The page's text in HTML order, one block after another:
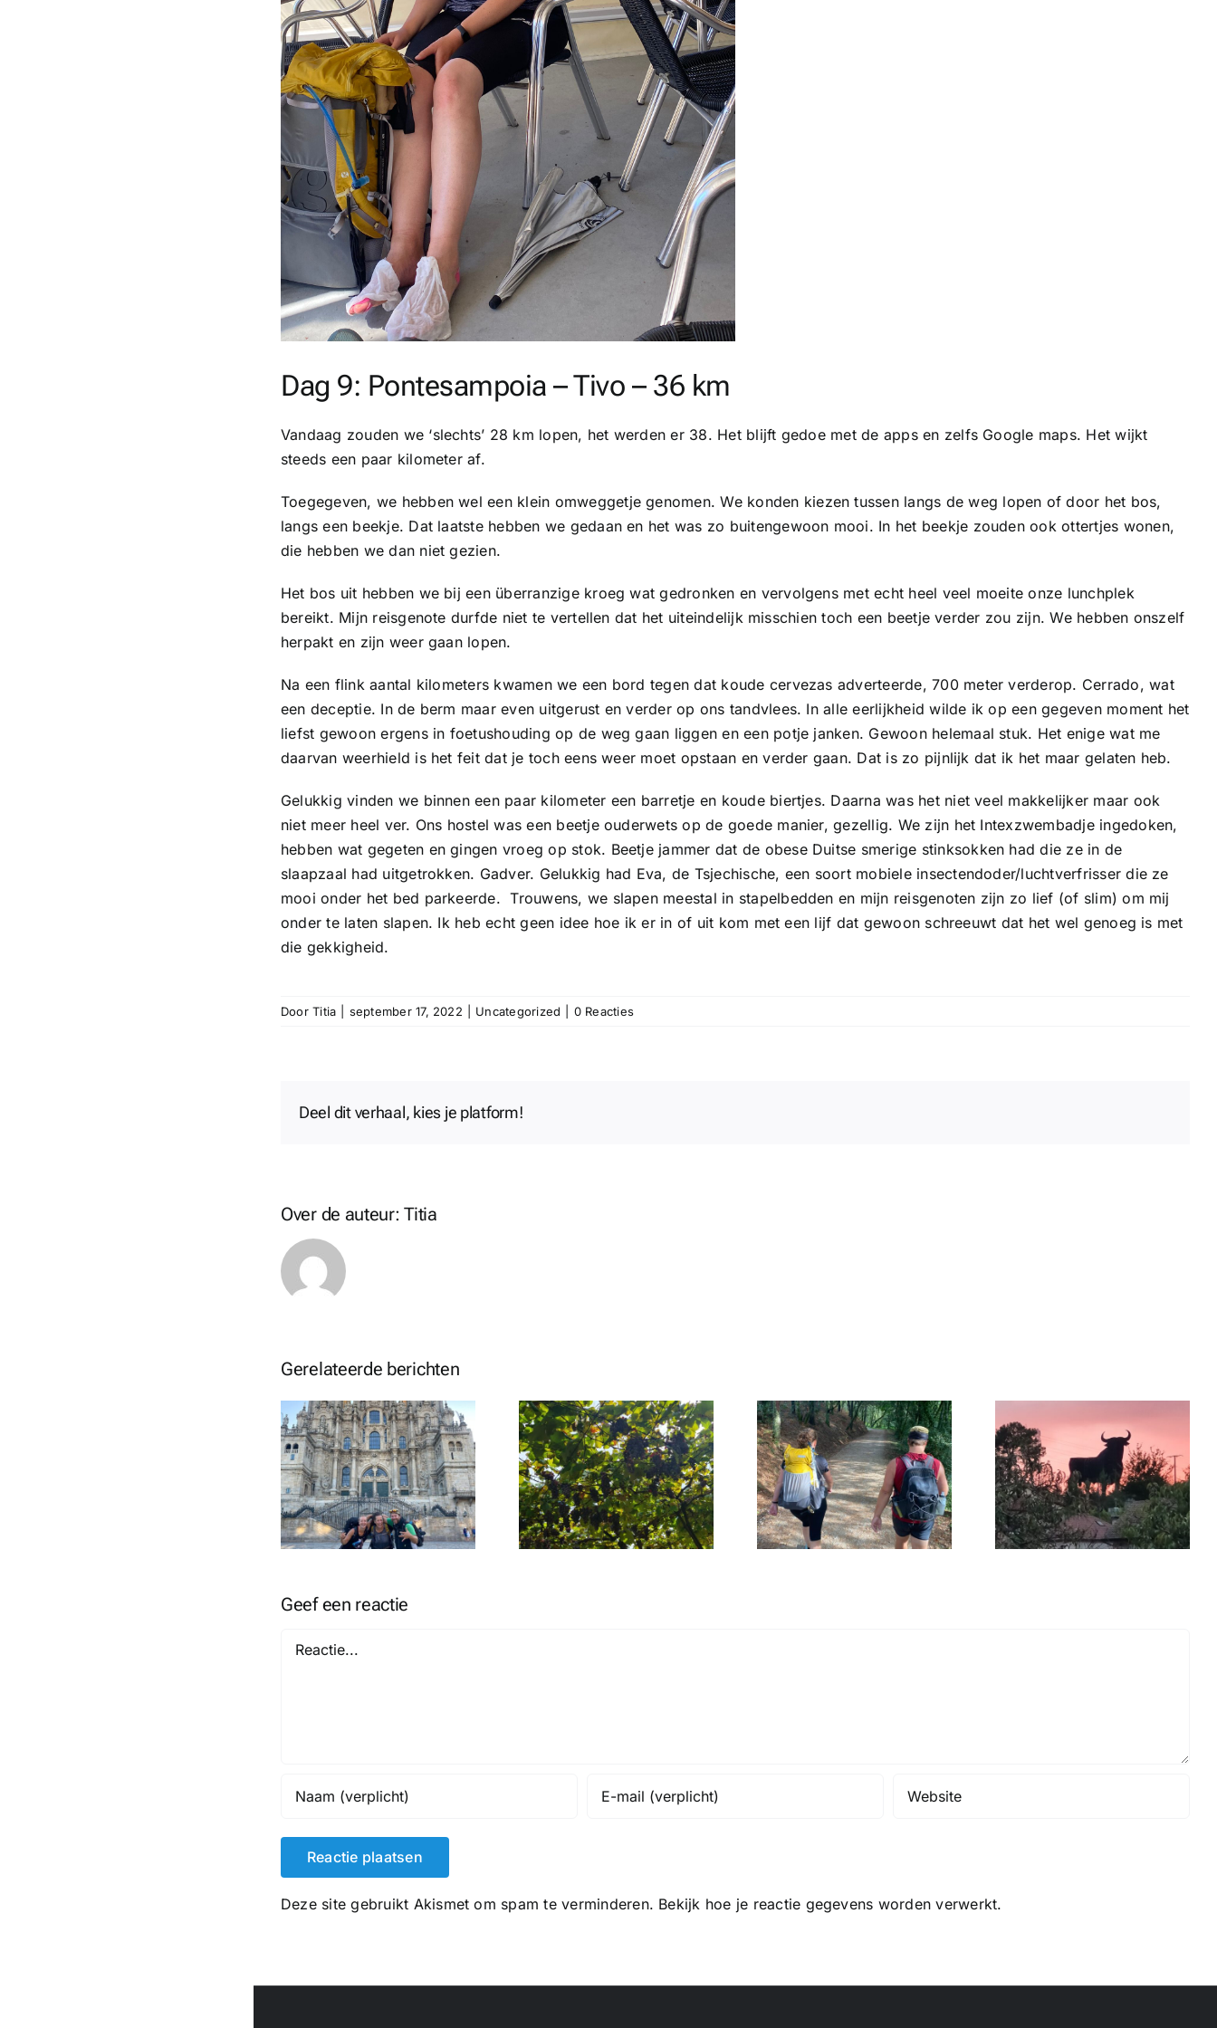
Dag 9: Pontesampoia – Tivo – 36 km
Vandaag zouden we ‘slechts’ 28 km lopen, het werden er 38. Het blijft gedoe met de apps en zelfs Google maps. Het wijkt
steeds een paar kilometer af.
Toegegeven, we hebben wel een klein omweggetje genomen. We konden kiezen tussen langs de weg lopen of door het bos,
langs een beekje. Dat laatste hebben we gedaan en het was zo buitengewoon mooi. In het beekje zouden ook ottertjes wonen,
die hebben we dan niet gezien.
Het bos uit hebben we bij een überranzige kroeg wat gedronken en vervolgens met echt heel veel moeite onze lunchplek
bereikt. Mijn reisgenote durfde niet te vertellen dat het uiteindelijk misschien toch een beetje verder zou zijn. We hebben onszelf
herpakt en zijn weer gaan lopen.
Na een flink aantal kilometers kwamen we een bord tegen dat koude cervezas adverteerde, 700 meter verderop. Cerrado, wat
een deceptie. In de berm maar even uitgerust en verder op ons tandvlees. In alle eerlijkheid wilde ik op een gegeven moment het
liefst gewoon ergens in foetushouding op de weg gaan liggen en een potje janken. Gewoon helemaal stuk. Het enige wat me
daarvan weerhield is het feit dat je toch eens weer moet opstaan en verder gaan. Dat is zo pijnlijk dat ik het maar gelaten heb.
Gelukkig vinden we binnen een paar kilometer een barretje en koude biertjes. Daarna was het niet veel makkelijker maar ook
niet meer heel ver. Ons hostel was een beetje ouderwets op de goede manier, gezellig. We zijn het Intexzwembadje ingedoken,
hebben wat gegeten en gingen vroeg op stok. Beetje jammer dat de obese Duitse smerige stinksokken had die ze in de
slaapzaal had uitgetrokken. Gadver. Gelukkig had Eva, de Tsjechische, een soort mobiele insectendoder/luchtverfrisser die ze
mooi onder het bed parkeerde. Trouwens, we slapen meestal in stapelbedden en mijn reisgenoten zijn zo lief (of slim) om mij
onder te laten slapen. Ik heb echt geen idee hoe ik er in of uit kom met een lijf dat gewoon schreeuwt dat het wel genoeg is met
die gekkigheid.
DoorTitia september 17, 2022 Uncategorized 0 Reacties
Deel dit verhaal, kies je platform!
Over de auteur:Titia
Gerelateerde berichten
Dag 11: Padron – O
Milladuoro – 25 km
Dag 10: Tivo – Padron
– 26 km
Dag 8: Vigo – Ponte
Sampaio – 28 km
Dag 12: O Milladuoro –
Santiago de
Compostela – 8 km
Geef een reactie
Deze site gebruikt Akismet om spam te verminderen. Bekijk hoe je reactie gegevens worden verwerkt.